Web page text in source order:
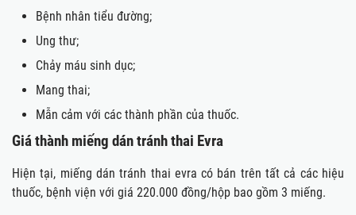
Bệnh nhân tiểu đường;
Ung thư;
Chảy máu sinh dục;
Mang thai;
Mẫn cảm với các thành phần của thuốc.
Giá thành miếng dán tránh thai Evra
Hiện tại, miếng dán tránh thai evra có bán trên tất cả các hiệu
thuốc, bệnh viện với giá 220.000 đồng/hộp bao gồm 3 miếng.